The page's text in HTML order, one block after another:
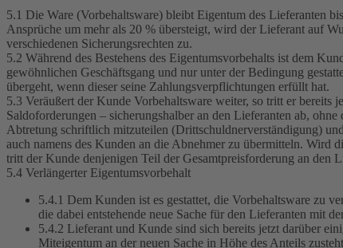
5.1 Die Ware (Vorbehaltsware) bleibt Eigentum des Lieferanten
Ansprüche um mehr als 20 % übersteigt, wird der Lieferant auf
verschiedenen Sicherungsrechten zu.
5.2 Während des Bestehens des Eigentumsvorbehalts ist dem
gewöhnlichen Geschäftsgang und nur unter der Bedingung
übergeht, wenn dieser seine Zahlungsverpflichtungen erfüllt hat.
5.3 Veräußert der Kunde Vorbehaltsware weiter, so tritt er bereits
Saldoforderungen – sicherungshalber an den Lieferanten ab,
Abtretung schriftlich mitzuteilen (Drittschuldnerverständigung)
auch namens des Kunden an die Abnehmer zu übermitteln. Wird
tritt der Kunde denjenigen Teil der Gesamtpreisforderung an den
5.4 Verlängerter Eigentumsvorbehalt
5.4.1 Dem Kunden ist es gestattet, die Vorbehaltsware zu
die dabei entstehende neue Sache für den Lieferanten mit
5.4.2 Lieferant und Kunde sind sich bereits jetzt darüber
Miteigentum an der neuen Sache in Höhe des Anteils